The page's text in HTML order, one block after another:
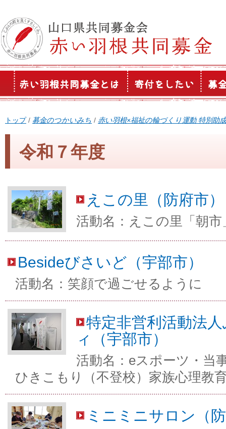
現
在
置：
トップ/ 募金のつかいみち / 赤い羽根×福祉の輪づくり運動 特別
令和７年度
えこの里（防府市）
活動名：えこの里「朝市
Besideびさいど（宇部市）
活動名：笑顔で過ごせるように
特定非営利活動法
ィ（宇部市）
活動名：eスポーツ・当
ひきこもり（不登校）家族心理教
ミニミニサロン（